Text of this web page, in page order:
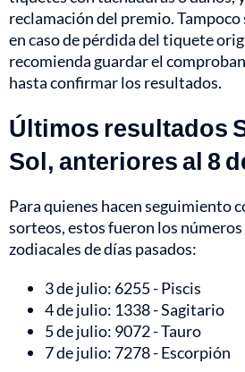
reclamación del premio.
en caso de pérdida del tiquete
recomienda guardar el
hasta confirmar los resultados.
Últimos resultados
Sol, anteriores al 8
Para quienes hacen seguimiento
sorteos, estos fueron los números
zodiacales de días pasados:
3 de julio: 6255 - Piscis
4 de julio: 1338 - Sagitario
5 de julio: 9072 - Tauro
7 de julio: 7278 - Escorpión